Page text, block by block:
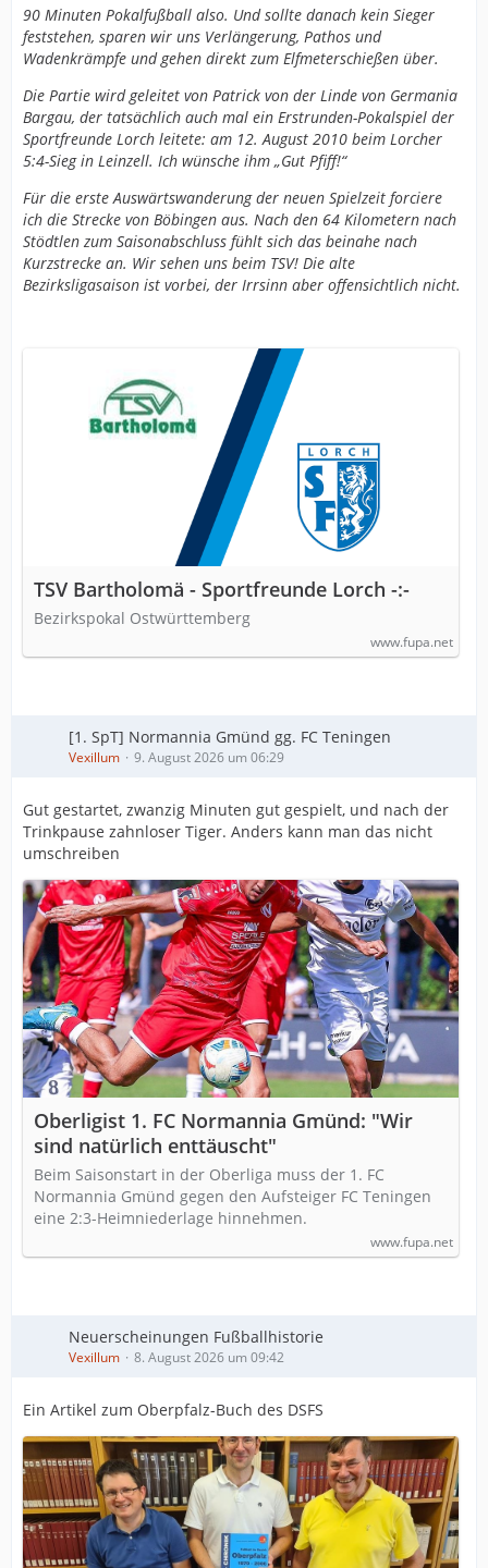
90 Minuten Pokalfußball also. Und sollte danach kein Sieger
feststehen, sparen wir uns Verlängerung, Pathos und
Wadenkrämpfe und gehen direkt zum Elfmeterschießen über.
Die Partie wird geleitet von Patrick von der Linde von Germania
Bargau, der tatsächlich auch mal ein Erstrunden-Pokalspiel der
Sportfreunde Lorch leitete: am 12. August 2010 beim Lorcher
5:4-Sieg in Leinzell. Ich wünsche ihm „Gut Pfiff!“
Für die erste Auswärtswanderung der neuen Spielzeit forciere
ich die Strecke von Böbingen aus. Nach den 64 Kilometern nach
Stödtlen zum Saisonabschluss fühlt sich das beinahe nach
Kurzstrecke an. Wir sehen uns beim TSV! Die alte
Bezirksligasaison ist vorbei, der Irrsinn aber offensichtlich nicht.
TSV Bartholomä - Sportfreunde Lorch -:-
Bezirkspokal Ostwürttemberg
www.fupa.net
[1. SpT] Normannia Gmünd gg. FC Teningen
Vexillum 9. August 2026 um 06:29
Gut gestartet, zwanzig Minuten gut gespielt, und nach der
Trinkpause zahnloser Tiger. Anders kann man das nicht
umschreiben
Oberligist 1. FC Normannia Gmünd: "Wir
sind natürlich enttäuscht"
Beim Saisonstart in der Oberliga muss der 1. FC
Normannia Gmünd gegen den Aufsteiger FC Teningen
eine 2:3-Heimniederlage hinnehmen.
www.fupa.net
Neuerscheinungen Fußballhistorie
Vexillum 8. August 2026 um 09:42
Ein Artikel zum Oberpfalz-Buch des DSFS